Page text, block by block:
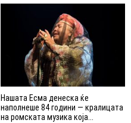
Нашата Есма денеска ќе
наполнеше 84 години — кралицата
на ромската музика која...